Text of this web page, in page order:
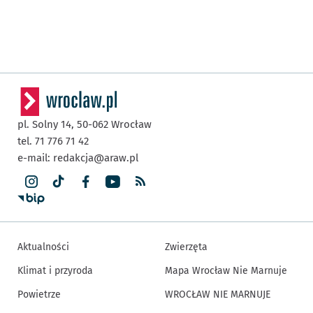
pl. Solny 14, 50-062 Wrocław
tel. 71 776 71 42
e-mail: redakcja@araw.pl
Aktualności
Klimat i przyroda
Powietrze
Zwierzęta
Mapa Wrocław Nie Marnuje
WROCŁAW NIE MARNUJE